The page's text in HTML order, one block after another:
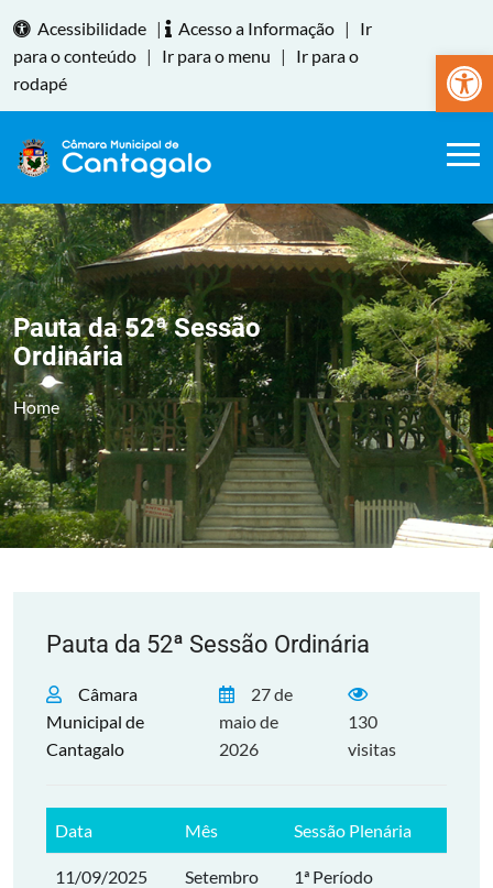
Abrir
Acessibilidade | Acesso a Informação |
Ir
para o conteúdo | Ir para o menu |
Ir para o
rodapé
Pauta da 52ª Sessão
Ordinária
Home
Pauta da 52ª Sessão Ordinária
Câmara
Municipal de
Cantagalo
27 de
maio de
2026
130
visitas
Data Mês Sessão Plenária
11/09/2025 Setembro 1ª Período